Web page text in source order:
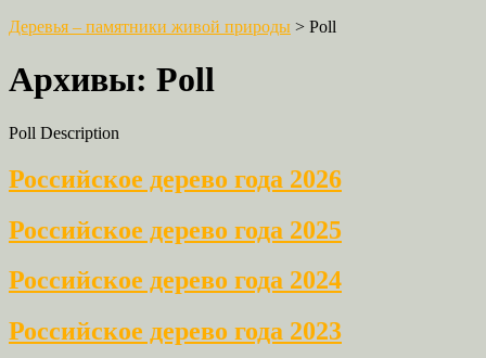
Деревья – памятники живой природы > Poll
Архивы: Poll
Poll Description
Российское дерево года 2026
Российское дерево года 2025
Российское дерево года 2024
Российское дерево года 2023